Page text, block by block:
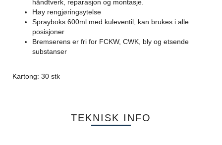
håndtverk, reparasjon og montasje.
Høy rengjøringsytelse
Sprayboks 600ml med kuleventil, kan brukes i alle
posisjoner
Bremserens er fri for FCKW, CWK, bly og etsende
substanser
Kartong: 30 stk
TEKNISK INFO